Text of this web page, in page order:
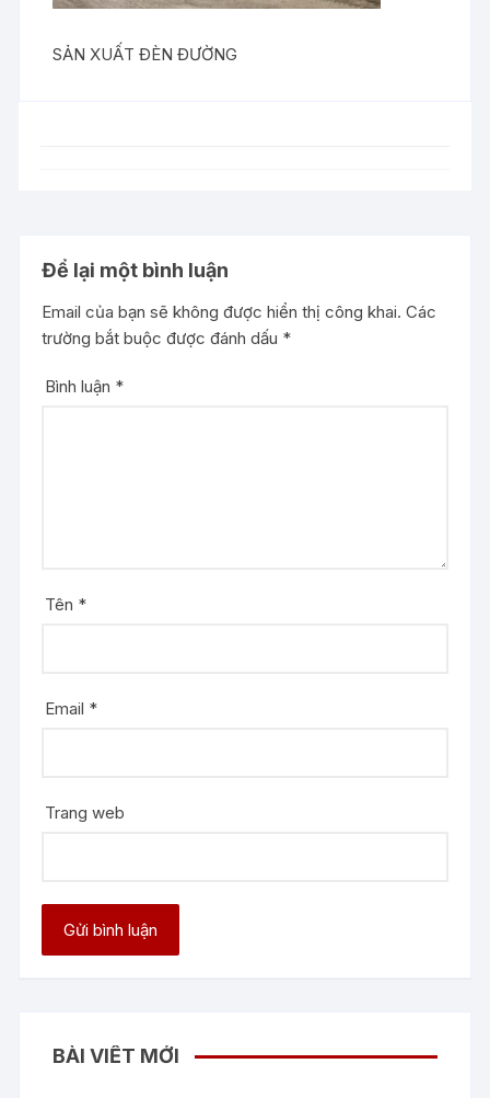
SẢN XUẤT ĐÈN ĐƯỜNG
Để lại một bình luận
Email của bạn sẽ không được hiển thị công khai. Các
trường bắt buộc được đánh dấu *
Bình luận *
Tên *
Email *
Trang web
BÀI VIẾT MỚI